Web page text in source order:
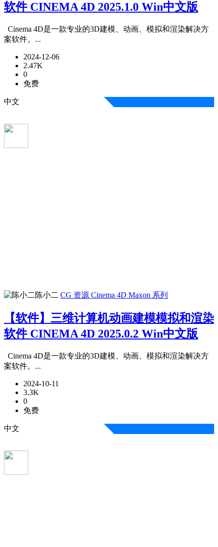
软件 CINEMA 4D 2025.1.0 Win中文版
Cinema 4D是一款专业的3D建模、动画、模拟和渲染解决方
案软件。...
2024-12-06
2.47K
0
免费
中文
陈小二 CG 资源 Cinema 4D Maxon 系列
【软件】三维计算机动画建模模拟和渲染
软件 CINEMA 4D 2025.0.2 Win中文版
Cinema 4D是一款专业的3D建模、动画、模拟和渲染解决方
案软件。...
2024-10-11
3.3K
0
免费
中文